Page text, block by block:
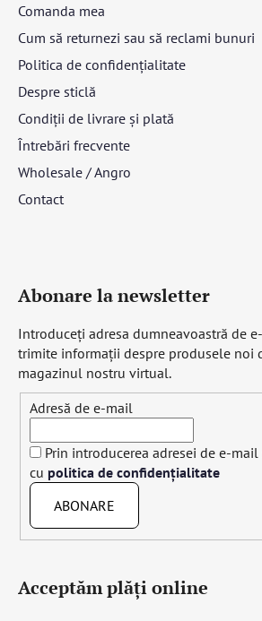
Comanda mea
Cum să returnezi sau să reclami bunuri
Politica de confidențialitate
Despre sticlă
Condiții de livrare și plată
Întrebări frecvente
Wholesale / Angro
Contact
Abonare la newsletter
Introduceţi adresa dumneavoastră de
trimite informaţii despre produsele noi
magazinul nostru virtual.
Adresă de e-mail
Prin introducerea adresei de e-
cu politica de confidențialitate
ABONARE
Acceptăm plăţi online